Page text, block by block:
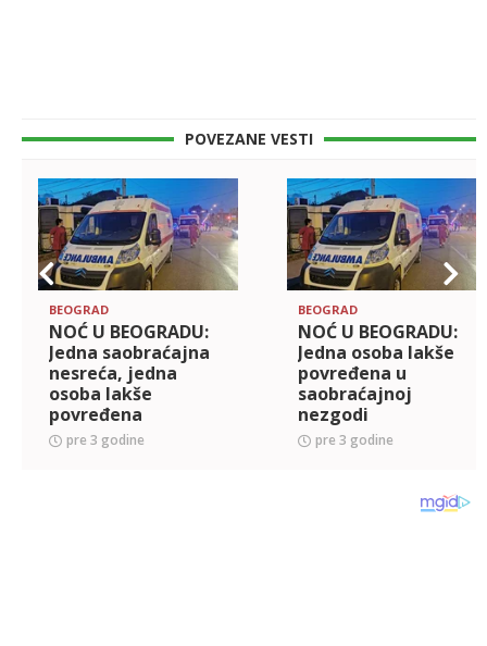
POVEZANE VESTI
BEOGRAD
NOĆ U BEOGRADU:
Jedna saobraćajna
nesreća, jedna
osoba lakše
povređena
pre 3 godine
BEOGRAD
NOĆ U BEOGRADU:
Jedna osoba lakše
povređena u
saobraćajnoj
nezgodi
pre 3 godine